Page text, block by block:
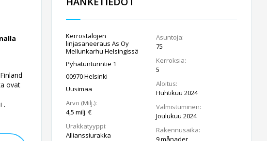
ovat
.
Kerrostalojen
linjasaneeraus As Oy
Mellunkarhu Helsingissä
Pyhätunturintie 1
00970 Helsinki
Uusimaa
Arvo (Milj.):
4,5 milj. €
Urakkatyyppi:
Allianssiurakka
Asuntoja:
75
Kerroksia:
5
Aloitus:
Huhtikuu 2024
Valmistuminen:
Joulukuu 2024
Rakennusaika:
9 månader